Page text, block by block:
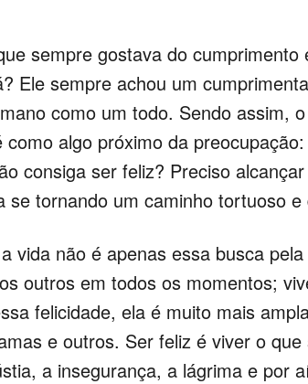
sempre gostava do cumprimento
Ele sempre achou um
como um todo. Sendo assim,
como algo próximo da
consiga ser feliz? Preciso
se tornando um caminho tortuoso e
vida não é apenas essa busca
outros em todos os momentos;
felicidade, ela é muito mais
e outros. Ser feliz é viver o
a insegurança, a lágrima e por